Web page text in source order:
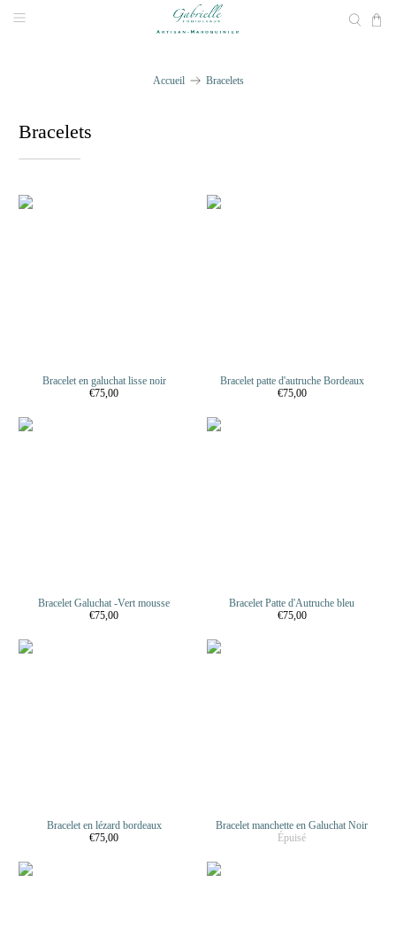
Accueil Bracelets
Bracelets
Bracelet en galuchat lisse noir
€75,00
Bracelet patte d'autruche Bordeaux
€75,00
Bracelet Galuchat -Vert mousse
€75,00
Bracelet Patte d'Autruche bleu
€75,00
Bracelet en lézard bordeaux
€75,00
Bracelet manchette en Galuchat Noir
Épuisé